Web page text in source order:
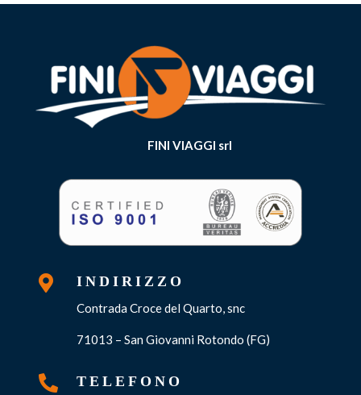
FINI VIAGGI srl
 INDIRIZZO
Contrada Croce del Quarto, snc
71013 – San Giovanni Rotondo (FG)
 TELEFONO